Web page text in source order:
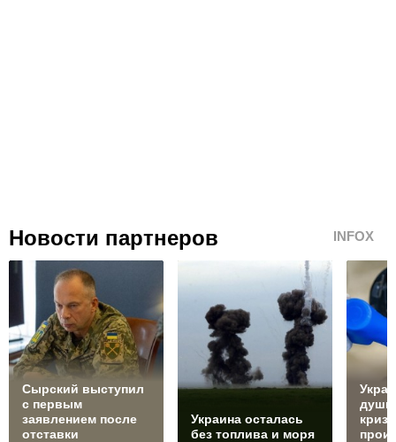
Новости партнеров INFOX
Сырский выступил
с первым
заявлением после
отставки
Украина осталась
без топлива и моря